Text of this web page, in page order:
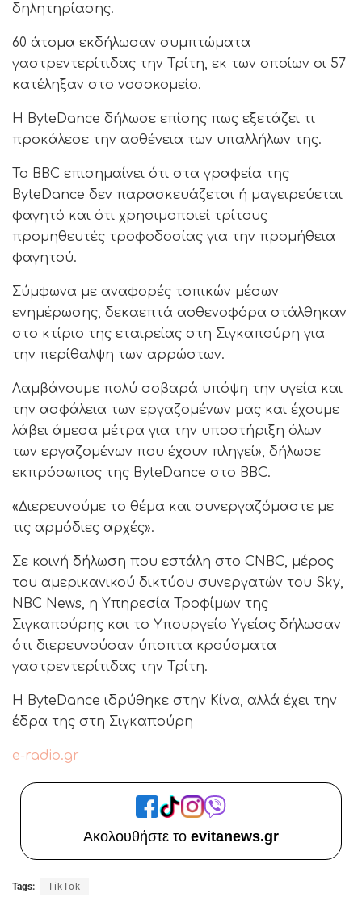
δηλητηρίασης.
60 άτομα εκδήλωσαν συμπτώματα
γαστρεντερίτιδας την Τρίτη, εκ των οποίων οι 57
κατέληξαν στο νοσοκομείο.
Η ByteDance δήλωσε επίσης πως εξετάζει τι
προκάλεσε την ασθέvεια των υπαλλήλων της.
Το BBC επισημαίνει ότι στα γραφεία της
ByteDance δεν παρασκευάζεται ή μαγειρεύεται
φαγητό και ότι χρησιμοποιεί τρίτους
προμηθευτές τροφοδοσίας για την προμήθεια
φαγητού.
Σύμφωνα με αναφορές τοπικών μέσων
ενημέρωσης, δεκαεπτά ασθενοφόρα στάλθηκαν
στο κτίριο της εταιρείας στη Σιγκαπούρη για
την περίθαλψη των αρρώστων.
Λαμβάνουμε πολύ σοβαρά υπόψη την υγεία και
την ασφάλεια των εργαζομένων μας και έχουμε
λάβει άμεσα μέτρα για την υποστήριξη όλων
των εργαζομένων που έχουν πληγεί», δήλωσε
εκπρόσωπος της ByteDance στο BBC.
«Διερευνούμε το θέμα και συνεργαζόμαστε με
τις αρμόδιες αρχές».
Σε κοινή δήλωση που εστάλη στο CNBC, μέρος
του αμερικανικού δικτύου συνεργατών του Sky,
NBC News, η Υπηρεσία Τροφίμων της
Σιγκαπούρης και το Υπουργείο Υγείας δήλωσαν
ότι διερευνούσαν ύποπτα κρούσματα
γαστρεντερίτιδας την Τρίτη.
Η ByteDance ιδρύθηκε στην Κίνα, αλλά έχει την
έδρα της στη Σιγκαπούρη
e-radio.gr
Ακολουθήστε το evitanews.gr
Tags: TikTok